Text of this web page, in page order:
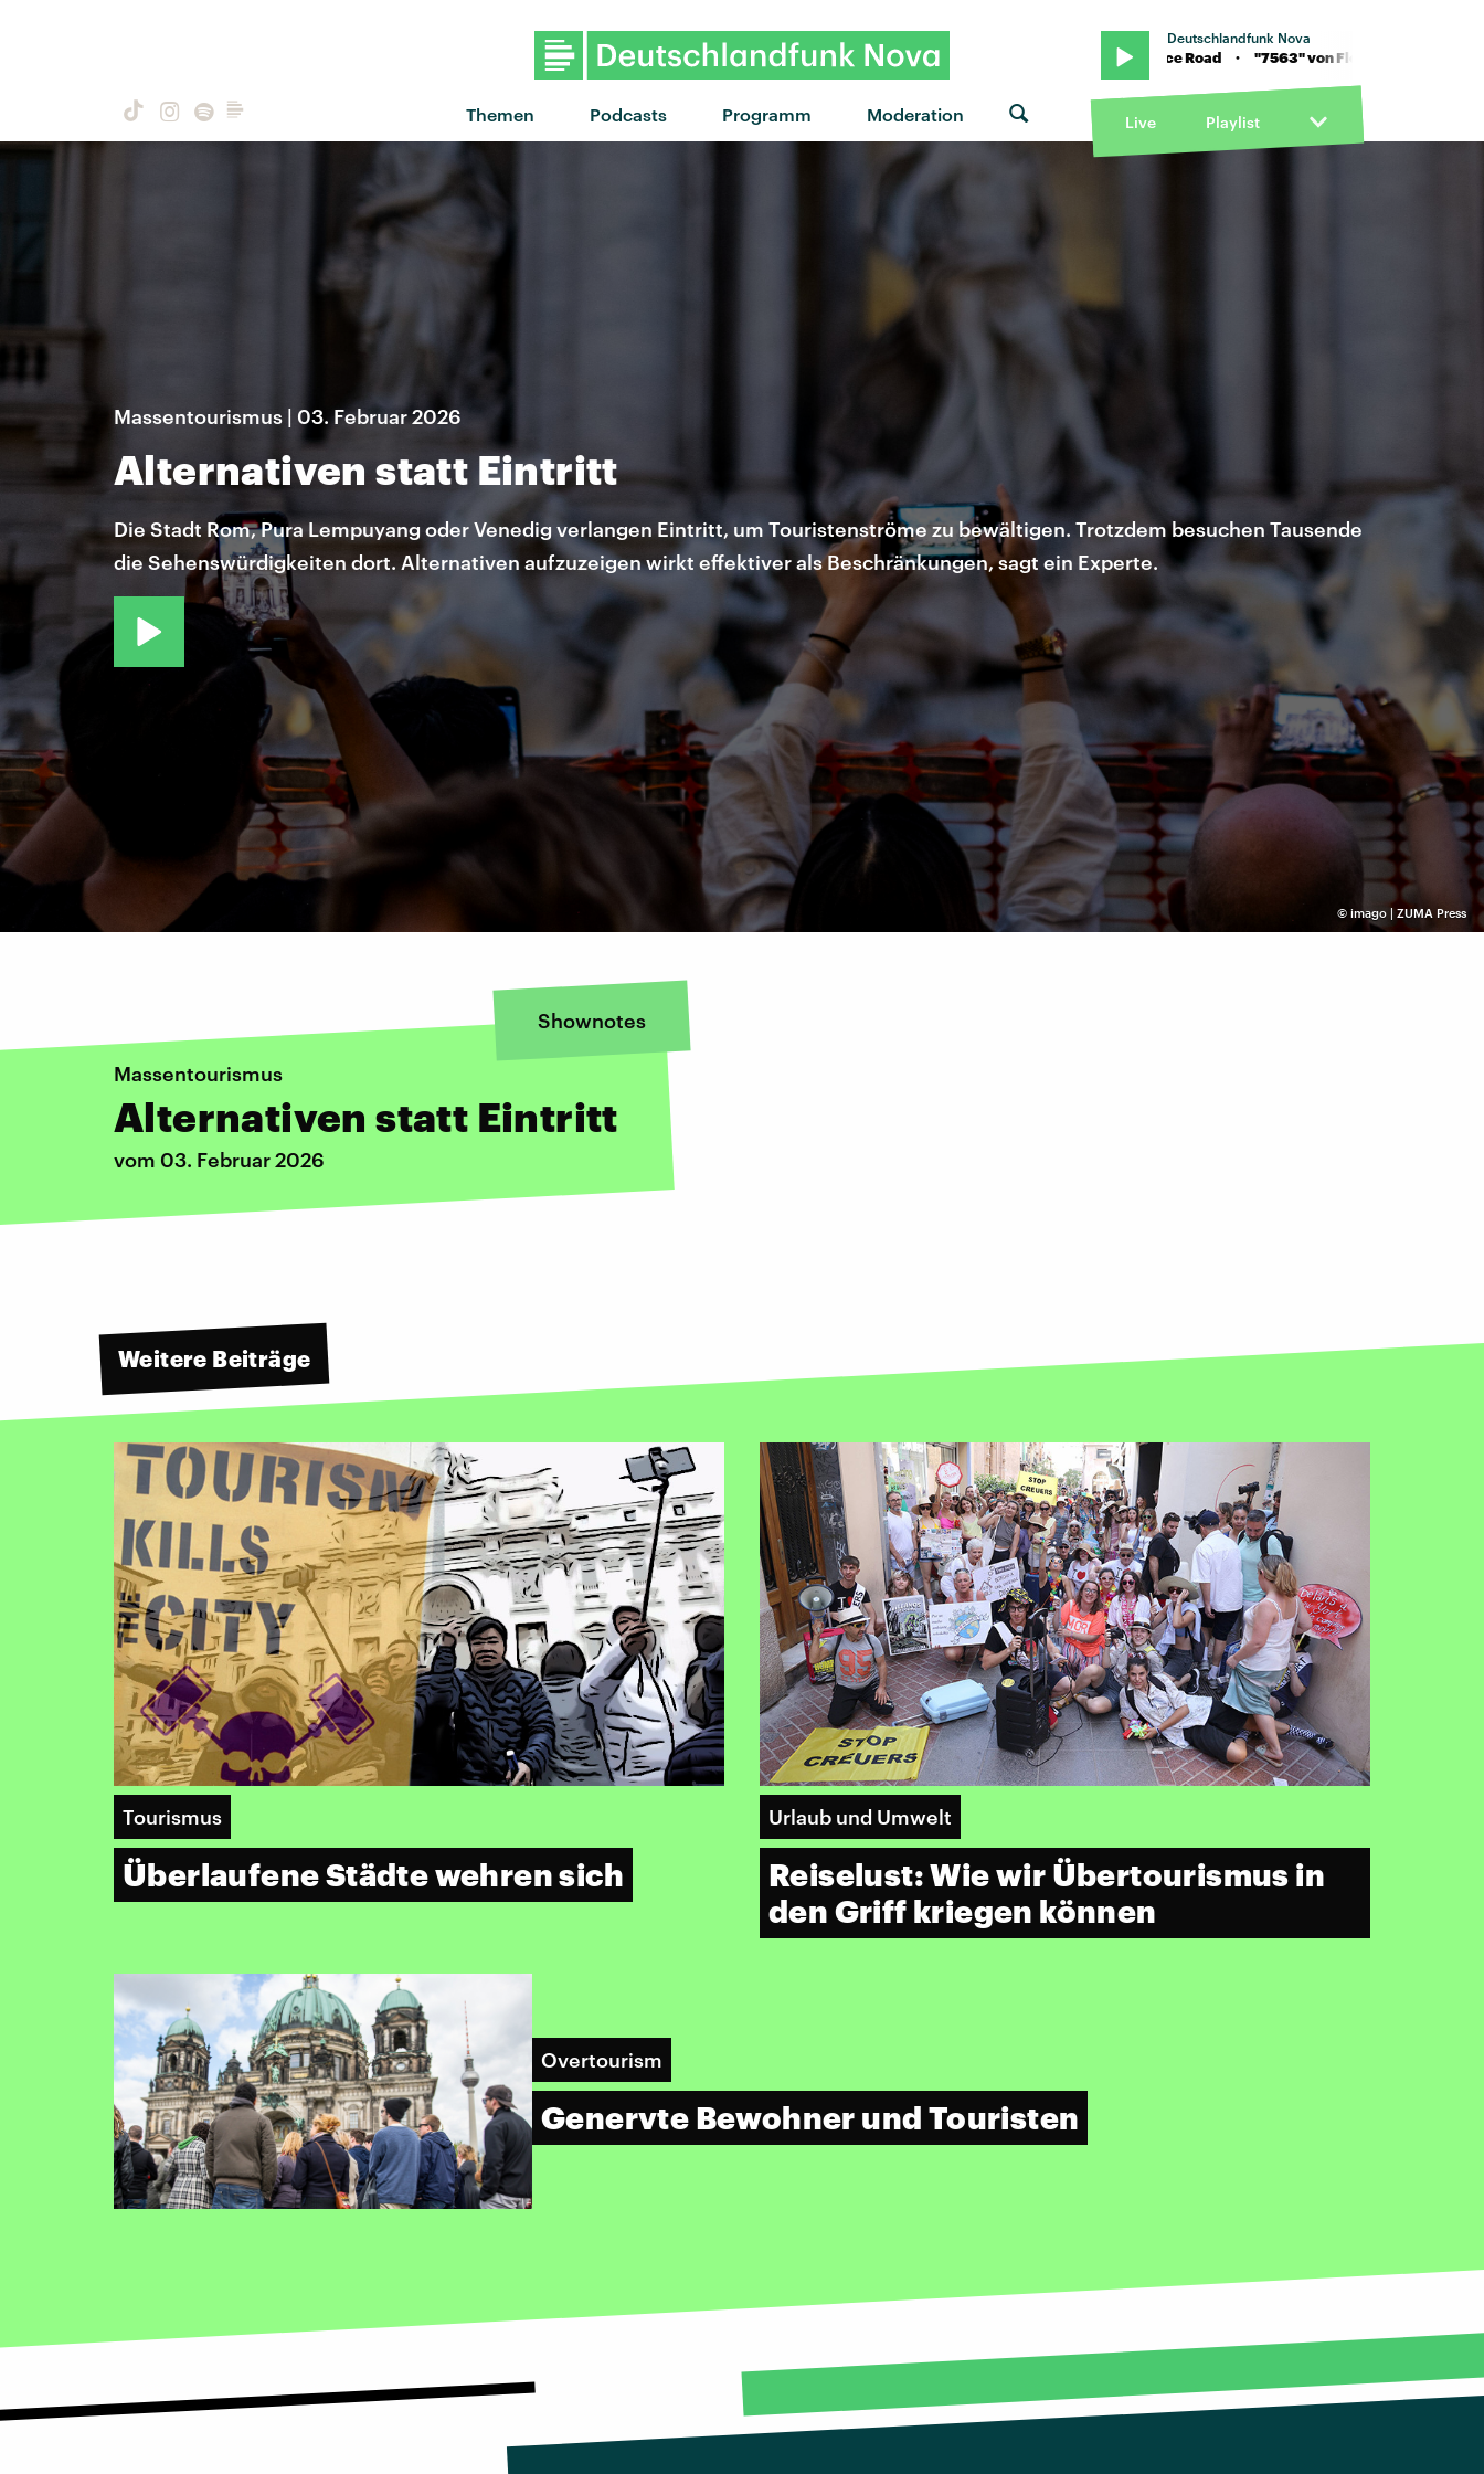
Themen Podcasts Programm Moderation
Deutschlandfunk Nova
"7563" von Florence Road · "7563" von Florence Road · "7563" von Florence Road
Live Playlist
© imago | ZUMA Press
Massentourismus | 03. Februar 2026
Alternativen statt Eintritt
Die Stadt Rom, Pura Lempuyang oder Venedig verlangen Eintritt, um Touristenströme zu bewältigen. Trotzdem besuchen Tausende
die Sehenswürdigkeiten dort. Alternativen aufzuzeigen wirkt effektiver als Beschränkungen, sagt ein Experte.
Shownotes
Massentourismus
Alternativen statt Eintritt
vom 03. Februar 2026
Weitere Beiträge
Tourismus
Überlaufene Städte wehren sich
Urlaub und Umwelt
Reiselust: Wie wir Übertourismus in
den Griff kriegen können
Overtourism
Genervte Bewohner und Touristen